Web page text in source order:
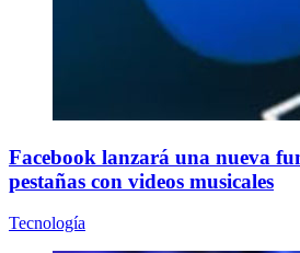
Facebook lanzará una nueva
pestañas con videos musicales
Tecnología